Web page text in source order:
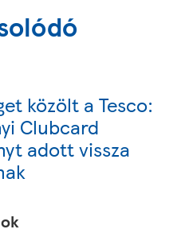
közölt a Tesco:
Clubcard
adott vissza